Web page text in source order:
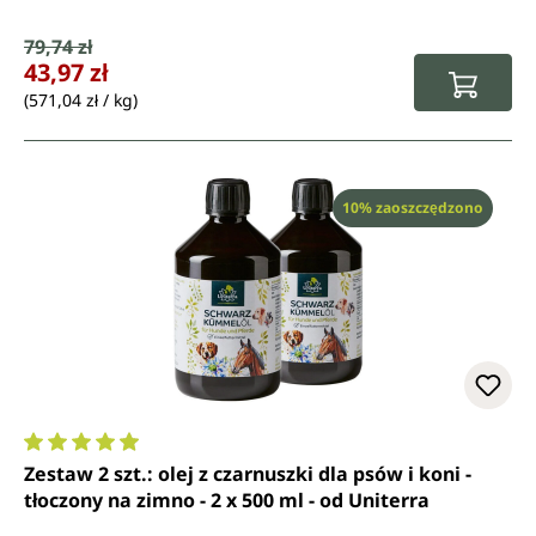
Cena sprzedaży:
Cena regularna:
79,74 zł
43,97 zł
(571,04 zł / kg)
Rabat
10% zaoszczędzono
Średnia ocena 4.9 z 5 gwiazdek
Zestaw 2 szt.: olej z czarnuszki dla psów i koni -
tłoczony na zimno - 2 x 500 ml - od Uniterra